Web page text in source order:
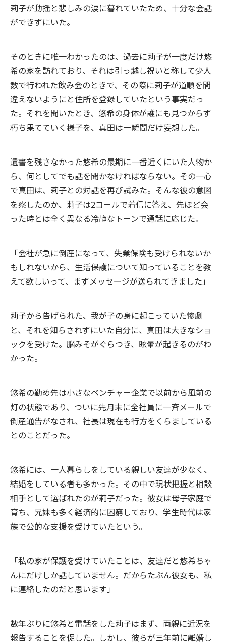
莉子が動揺と悲しみの涙に暮れていたため、十分な会話
ができずにいた。
そのときに唯一わかったのは、過去に莉子が一度だけ悠
希の家を訪れており、それは引っ越し祝いと称して少人
数で行われた飲み会のときで、その際に莉子が道順を間
違えないようにと住所を登録していたという事実だっ
た。それを聞いたとき、悠希の身体が誰にも見つからず
朽ち果てていく様子を、真田は一瞬間だけ妄想した。
遺書を残さなかった悠希の最期に一番近くにいた人物か
ら、何としてでも話を聞かなければならない。その一心
で真田は、莉子との対話を再び試みた。そんな彼の意図
を察したのか、莉子は2コールで着信に答え、先ほど会
った時とは全く異なる冷静なトーンで通話に応じた。
「会社が急に倒産になって、失業保険も受けられないか
もしれないから、生活保護について知っていることを教
えて欲しいって、まずメッセージが送られてきました」
莉子から告げられた、我が子の身に起こっていた惨劇
と、それを知らされずにいた自分に、真田は大きなショ
ックを受けた。脳みそがぐらつき、眩暈が起きるのがわ
かった。
悠希の勤め先は小さなベンチャー企業で以前から風前の
灯の状態であり、ついに先月末に全社員に一斉メールで
倒産通告がなされ、社長は現在も行方をくらましている
とのことだった。
悠希には、一人暮らしをしている親しい友達が少なく、
結婚をしている者も多かった。その中で現状把握と相談
相手として選ばれたのが莉子だった。彼女は母子家庭で
育ち、兄妹も多く経済的に困窮しており、学生時代は家
族で公的な支援を受けていたという。
「私の家が保護を受けていたことは、友達だと悠希ちゃ
んにだけしか話していません。だからたぶん彼女も、私
に連絡したのだと思います」
数年ぶりに悠希と電話をした莉子はまず、両親に近況を
報告することを促した。しかし、彼らが三年前に離婚し